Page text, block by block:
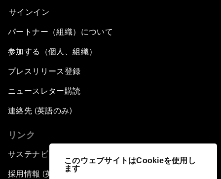
このウェブサイトはCookieを使用し
ます
サインイン
パートナー（組織）について
参加する（個人、組織）
プレスリリース登録
ニュースレター購読
連絡先 (英語のみ)
リンク
サステナビリティへの取り組み
採用情報 (英語のみ)